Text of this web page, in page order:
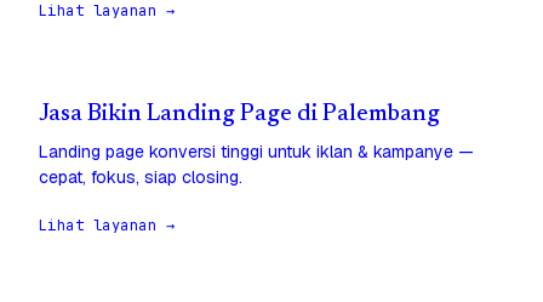
Lihat layanan →
Jasa Bikin Landing Page di Palembang
Landing page konversi tinggi untuk iklan & kampanye —
cepat, fokus, siap closing.
Lihat layanan →